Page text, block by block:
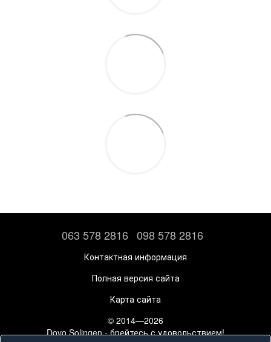
063 578 2816 098 578 2816
Контактная информация
Полная версия сайта
Карта сайта
© 2014—2026
Dovo Solingen - брейтесь с удовольствием!